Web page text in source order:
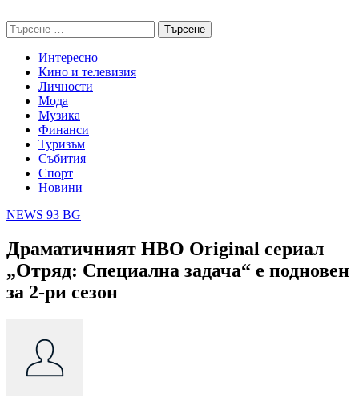
to
content
Търсене
за:
Интересно
Кино и телевизия
Личности
Мода
Музика
Финанси
Туризъм
Събития
Спорт
Новини
NEWS 93 BG
Драматичният HBO Original сериал
„Отряд: Специална задача“ е подновен
за 2-ри сезон